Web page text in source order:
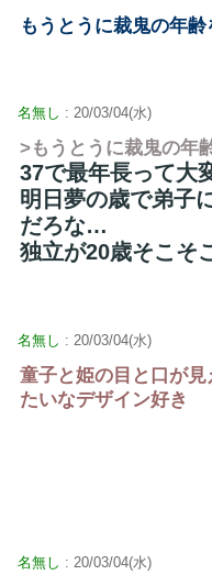
もうとうに裁鬼の年
名無し : 20/03/04(水)
>もうとうに裁鬼の年
37で最年長って大
明日夢の歳で弟子
だろな…
独立が20歳そこそ
名無し : 20/03/04(水)
童子と姫の目と口が
たいなデザイン好き
名無し : 20/03/04(水)